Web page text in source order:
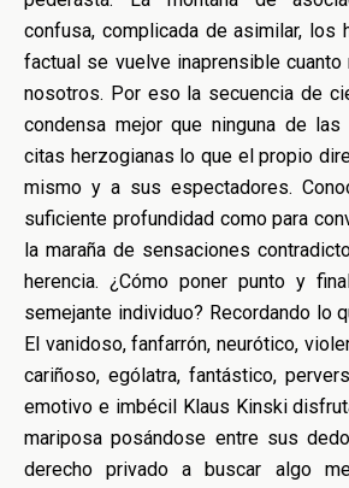
confusa, complicada de asimilar, los
factual se vuelve inaprensible
nosotros. Por eso la secuencia de
condensa mejor que ninguna de
citas herzogianas lo que el propio
mismo y a sus espectadores.
suficiente profundidad como para
la maraña de sensaciones
herencia. ¿Cómo poner punto y
semejante individuo? Recordando lo
El vanidoso, fanfarrón, neurótico,
cariñoso, ególatra, fantástico,
emotivo e imbécil Klaus Kinski
mariposa posándose entre sus
derecho privado a buscar algo